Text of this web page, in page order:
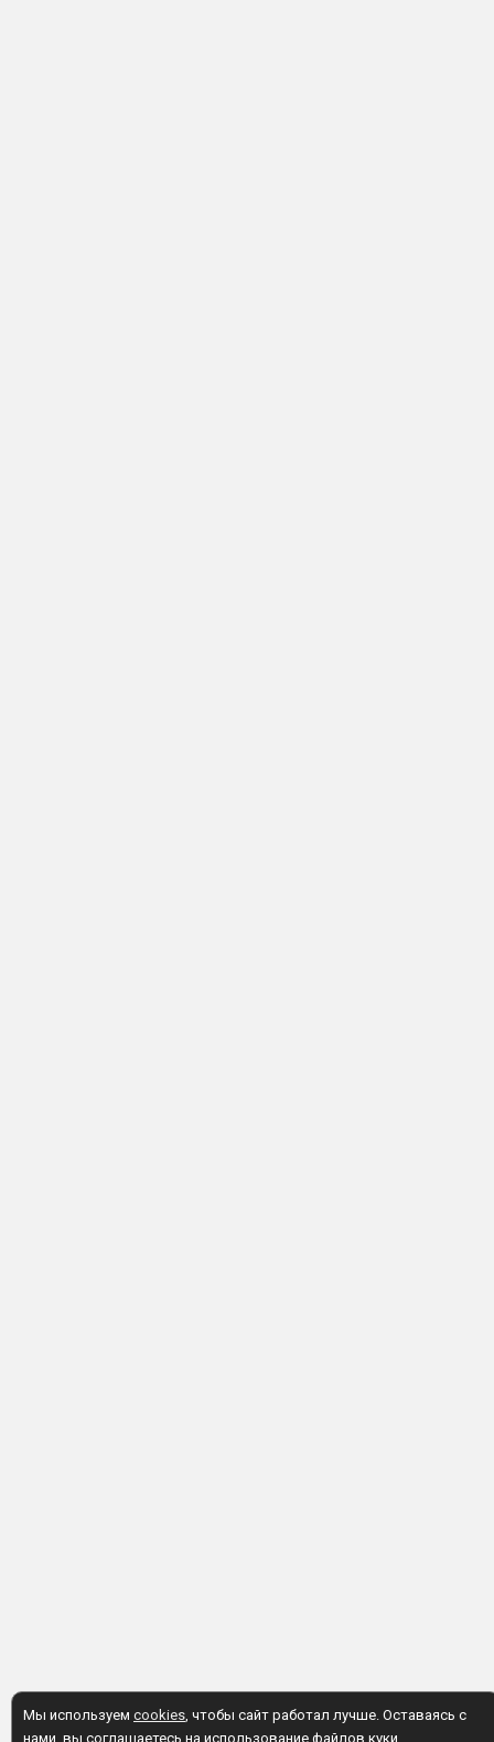
Мы используем cookies, чтобы сайт работал лучше. Оставаясь с
нами, вы соглашаетесь на использование файлов куки.